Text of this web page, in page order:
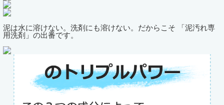
泥は水に溶けない。洗剤にも溶けない。だからこそ 「泥汚れ専
用洗剤」の出番です。